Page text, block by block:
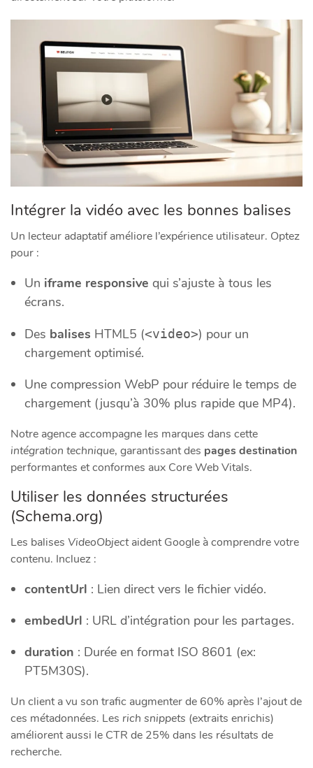
Intégrer la vidéo avec les bonnes balises
Un lecteur adaptatif améliore l’expérience utilisateur. Optez
pour :
Un iframe responsive qui s’ajuste à tous les
écrans.
Des balises HTML5 (<video>) pour un
chargement optimisé.
Une compression WebP pour réduire le temps de
chargement (jusqu’à 30% plus rapide que MP4).
Notre agence accompagne les marques dans cette
intégration technique, garantissant des pages destination
performantes et conformes aux Core Web Vitals.
Utiliser les données structurées
(Schema.org)
Les balises VideoObjectaident Google à comprendre votre
contenu. Incluez :
contentUrl : Lien direct vers le fichier vidéo.
embedUrl : URL d’intégration pour les partages.
duration : Durée en format ISO 8601 (ex:
PT5M30S).
Un client a vu son trafic augmenter de 60% après l’ajout de
ces métadonnées. Les rich snippets (extraits enrichis)
améliorent aussi le CTR de 25% dans les résultats de
recherche.